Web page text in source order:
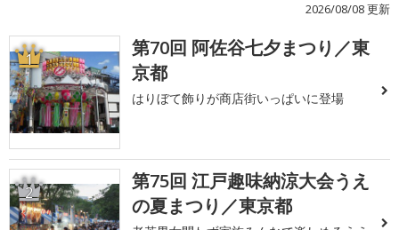
2026/08/08 更新
1
第70回 阿佐谷七夕まつり／東
京都
はりぼて飾りが商店街いっぱいに登場
2
第75回 江戸趣味納涼大会うえ
の夏まつり／東京都